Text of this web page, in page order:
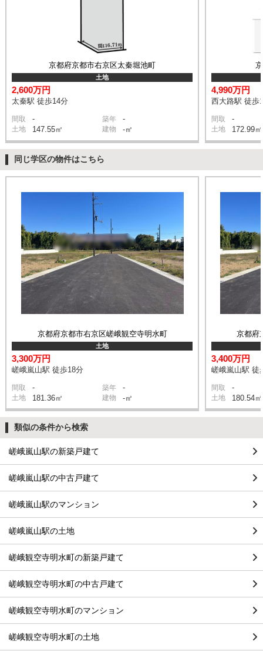
京都府京都市右京区太秦堀池町
土地
2,600万円
太秦駅 徒歩14分
間取 - 築年 -
土地 147.55㎡ 建物 -㎡
4,990万円
西大路駅 徒歩
間取 -
土地 172.99㎡
同じ学区の物件はこちら
京都府京都市右京区嵯峨観空寺明水町
土地
3,300万円
嵯峨嵐山駅 徒歩18分
間取 - 築年 -
土地 181.36㎡ 建物 -㎡
京都府
3,400万円
嵯峨嵐山駅 徒
間取 -
土地 180.54㎡
類似の条件から検索
嵯峨嵐山駅の新築戸建て
嵯峨嵐山駅の中古戸建て
嵯峨嵐山駅のマンション
嵯峨嵐山駅の土地
嵯峨観空寺明水町の新築戸建て
嵯峨観空寺明水町の中古戸建て
嵯峨観空寺明水町のマンション
嵯峨観空寺明水町の土地